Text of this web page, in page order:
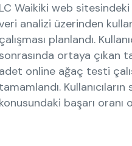
LC Waikiki web
analizi üzerinden
çalışması planlandı.
ortaya çıkan
adet online ağaç testi
tamamlandı.
konusundaki başarı oranı